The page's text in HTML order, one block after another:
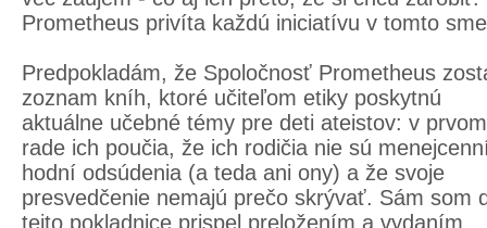
Prometheus privíta každú iniciatívu v tomto
Predpokladám, že Spoločnosť Prometheus
zoznam kníh, ktoré učiteľom etiky poskytnú
aktuálne učebné témy pre deti ateistov: v prvom
rade ich poučia, že ich rodičia nie sú
hodní odsúdenia (a teda ani ony) a že svoje
presvedčenie nemajú prečo skrývať. Sám som
tejto pokladnice prispel preložením a vydaním